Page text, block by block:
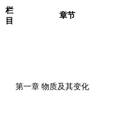
栏
目
章节
第一章 物质及其变化